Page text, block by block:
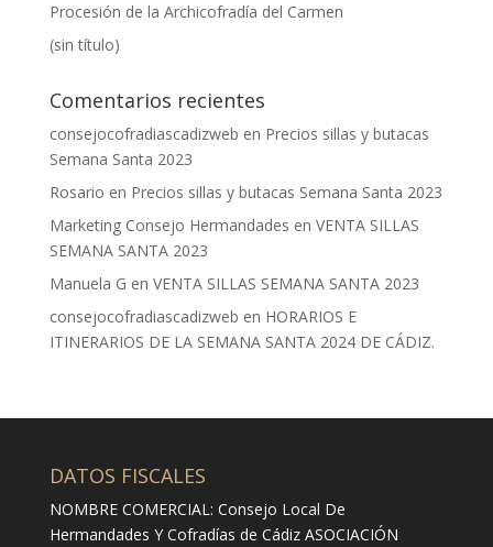
Procesión de la Archicofradía del Carmen
(sin título)
Comentarios recientes
consejocofradiascadizweb en Precios sillas y butacas
Semana Santa 2023
Rosario en Precios sillas y butacas Semana Santa 2023
Marketing Consejo Hermandades en VENTA SILLAS
SEMANA SANTA 2023
Manuela G en VENTA SILLAS SEMANA SANTA 2023
consejocofradiascadizweb en HORARIOS E
ITINERARIOS DE LA SEMANA SANTA 2024 DE CÁDIZ.
DATOS FISCALES
NOMBRE COMERCIAL: Consejo Local De
Hermandades Y Cofradías de Cádiz ASOCIACIÓN